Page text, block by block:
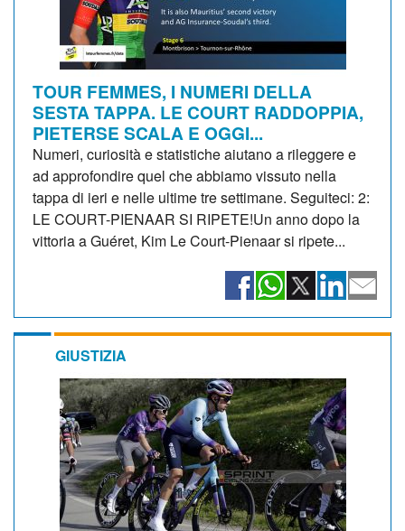
TOUR FEMMES, I NUMERI DELLA
SESTA TAPPA. LE COURT RADDOPPIA,
PIETERSE SCALA E OGGI...
Numeri, curiosità e statistiche aiutano a rileggere e
ad approfondire quel che abbiamo vissuto nella
tappa di ieri e nelle ultime tre settimane. Seguiteci: 2:
LE COURT-PIENAAR SI RIPETE!Un anno dopo la
vittoria a Guéret, Kim Le Court-Pienaar si ripete...
GIUSTIZIA